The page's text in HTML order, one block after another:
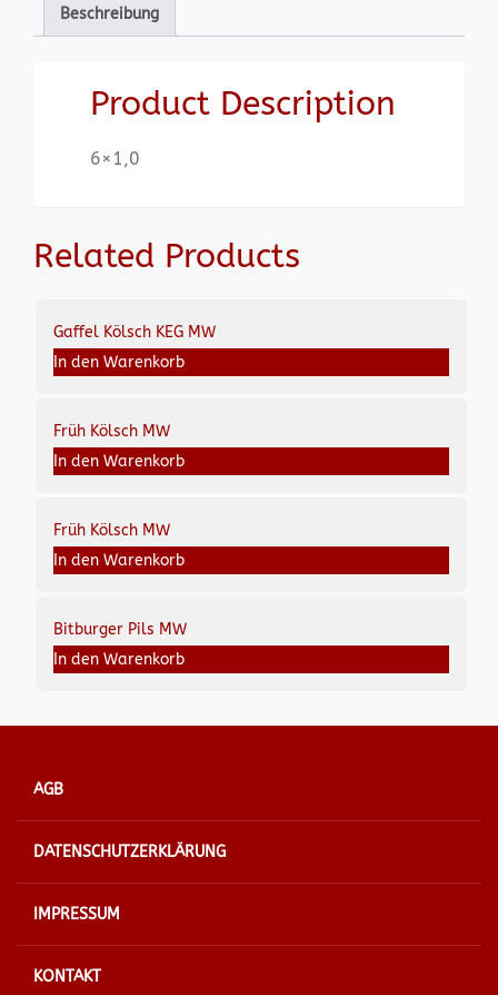
Beschreibung
Product Description
6×1,0
Related Products
Gaffel Kölsch KEG MW
In den Warenkorb
Früh Kölsch MW
In den Warenkorb
Früh Kölsch MW
In den Warenkorb
Bitburger Pils MW
In den Warenkorb
AGB
DATENSCHUTZERKLÄRUNG
IMPRESSUM
KONTAKT